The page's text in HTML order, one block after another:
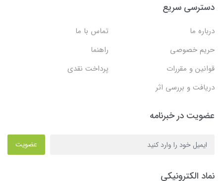
دسترسی سریع
درباره ما
تماس با ما
حریم خصوصی
راهنما
قوانین و مقررات
پرداخت نقدی
دریافت و بررسی اثر
عضویت در خبرنامه
عضویت
نماد الکترونیکی